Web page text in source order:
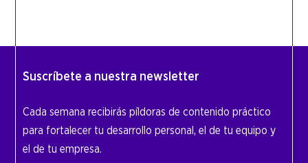
Suscríbete a nuestra newsletter
Cada semana recibirás píldoras de contenido práctico
para fortalecer tu desarrollo personal, el de tu equipo y
el de tu empresa.